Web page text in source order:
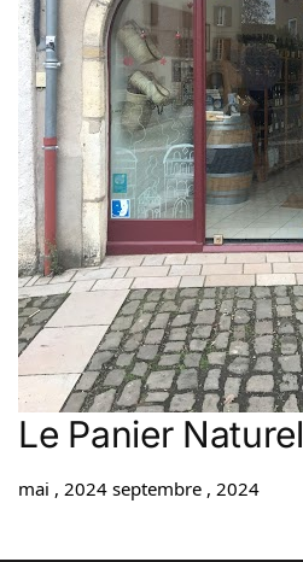
Le Panier Naturel
mai , 2024 septembre , 2024